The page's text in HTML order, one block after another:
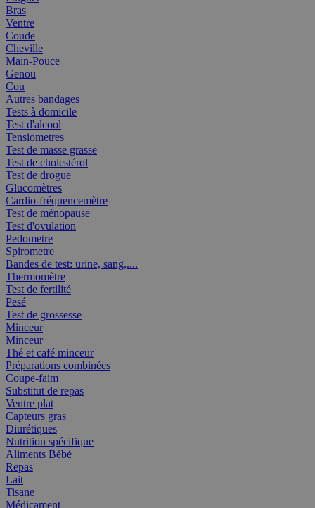
Bras
Ventre
Coude
Cheville
Main-Pouce
Genou
Cou
Autres bandages
Tests à domicile
Test d'alcool
Tensiometres
Test de masse grasse
Test de cholestérol
Test de drogue
Glucomètres
Cardio-fréquencemètre
Test de ménopause
Test d'ovulation
Pedometre
Spirometre
Bandes de test: urine, sang,....
Thermomètre
Test de fertilité
Pesé
Test de grossesse
Minceur
Minceur
Thé et café minceur
Préparations combinées
Coupe-faim
Substitut de repas
Ventre plat
Capteurs gras
Diurétiques
Nutrition spécifique
Aliments Bébé
Repas
Lait
Tisane
Médicament